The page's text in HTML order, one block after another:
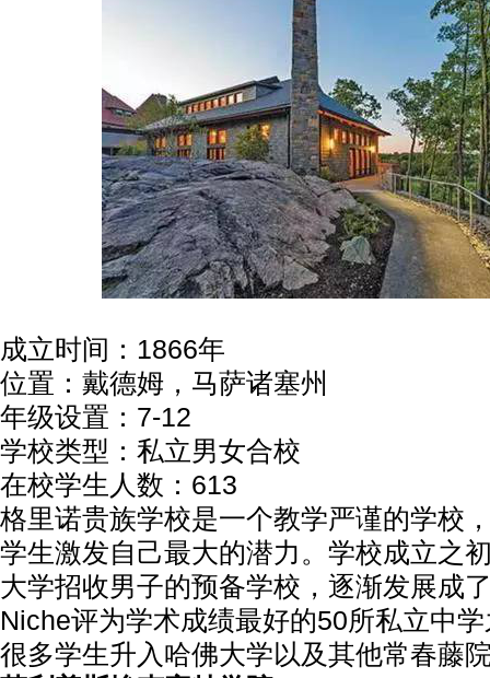
成立时间：1866年
位置：戴德姆，马萨诸塞州
年级设置：7-12
学校类型：私立男女合校
在校学生人数：613
格里诺贵族学校是一个教学严谨的学校
学生激发自己最大的潜力。学校成立之
大学招收男子的预备学校，逐渐发展成
Niche评为学术成绩最好的50所私立中
很多学生升入哈佛大学以及其他常春藤